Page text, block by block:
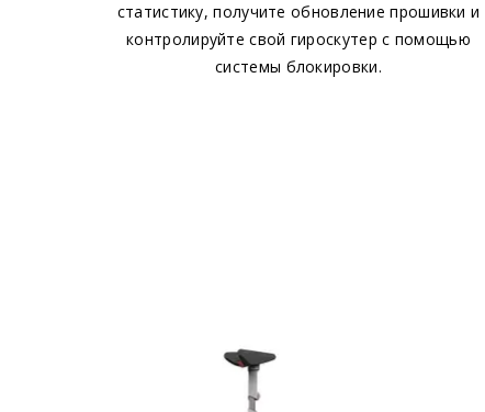
статистику, получите обновление прошивки и
контролируйте свой гироскутер с помощью
системы блокировки.